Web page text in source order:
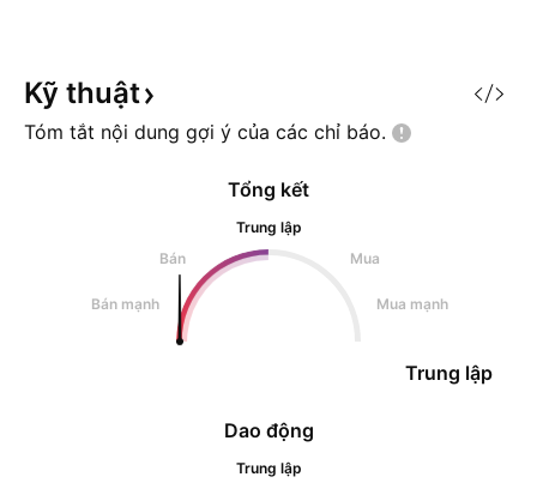
Kỹ thuật
Tóm tắt nội dung gợi ý của các chỉ báo.
Dao động
Trung lập
Tổng kết
Trung lập
Bán
Mua
Bán mạnh Mua mạnh
Trung lập